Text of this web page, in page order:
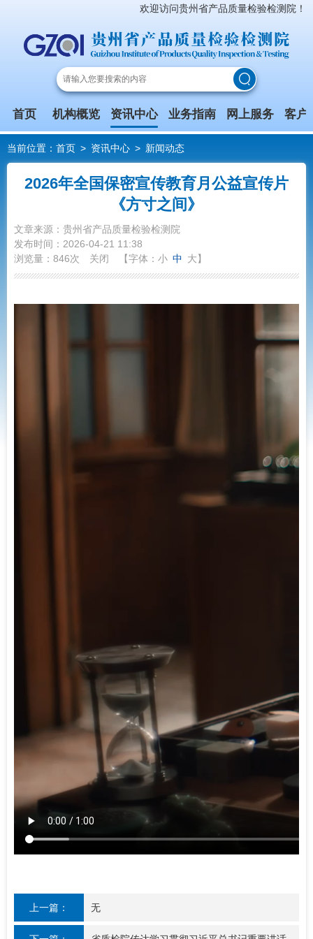
欢迎访问贵州省产品质量检验检测院！
首页 机构概览 资讯中心 业务指南 网上服务 客户
当前位置： 首页 > 资讯中心 > 新闻动态
2026年全国保密宣传教育月公益宣传片
《方寸之间》
文章来源：贵州省产品质量检验检测院
发布时间：2026-04-21 11:38
浏览量：846次
关闭 【字体： 小 中 大】
上一篇： 无